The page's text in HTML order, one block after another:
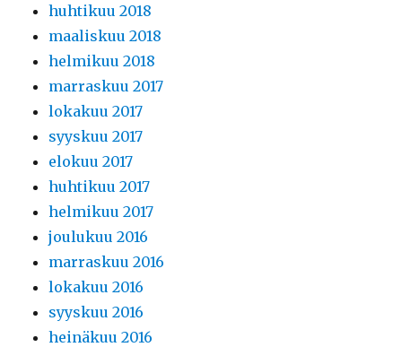
huhtikuu 2018
maaliskuu 2018
helmikuu 2018
marraskuu 2017
lokakuu 2017
syyskuu 2017
elokuu 2017
huhtikuu 2017
helmikuu 2017
joulukuu 2016
marraskuu 2016
lokakuu 2016
syyskuu 2016
heinäkuu 2016